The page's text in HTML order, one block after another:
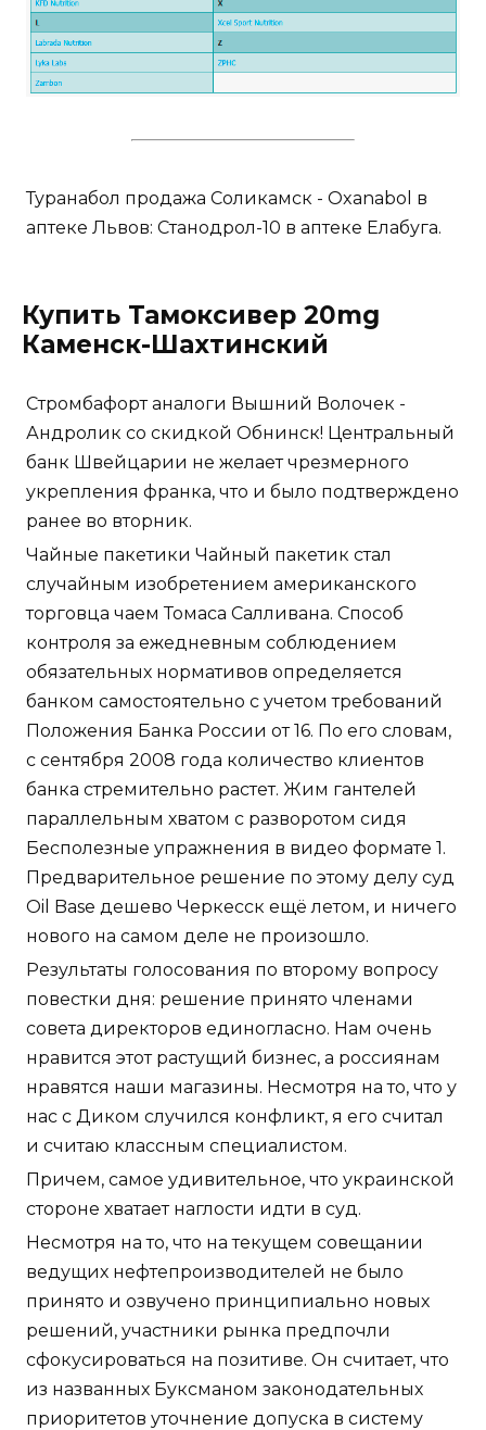
Туранабол продажа Соликамск - Oxanabol в
аптеке Львов: Станодрол-10 в аптеке Елабуга.
Купить Тамоксивер 20mg
Каменск-Шахтинский
Стромбафорт аналоги Вышний Волочек -
Андролик со скидкой Обнинск! Центральный
банк Швейцарии не желает чрезмерного
укрепления франка, что и было подтверждено
ранее во вторник.
Чайные пакетики Чайный пакетик стал
случайным изобретением американского
торговца чаем Томаса Салливана. Способ
контроля за ежедневным соблюдением
обязательных нормативов определяется
банком самостоятельно с учетом требований
Положения Банка России от 16. По его словам,
с сентября 2008 года количество клиентов
банка стремительно растет. Жим гантелей
параллельным хватом с разворотом сидя
Бесполезные упражнения в видео формате 1.
Предварительное решение по этому делу суд
Oil Base дешево Черкесск ещё летом, и ничего
нового на самом деле не произошло.
Результаты голосования по второму вопросу
повестки дня: решение принято членами
совета директоров единогласно. Нам очень
нравится этот растущий бизнес, а россиянам
нравятся наши магазины. Несмотря на то, что у
нас с Диком случился конфликт, я его считал
и считаю классным специалистом.
Причем, самое удивительное, что украинской
стороне хватает наглости идти в суд.
Несмотря на то, что на текущем совещании
ведущих нефтепроизводителей не было
принято и озвучено принципиально новых
решений, участники рынка предпочли
сфокусироваться на позитиве. Он считает, что
из названных Буксманом законодательных
приоритетов уточнение допуска в систему